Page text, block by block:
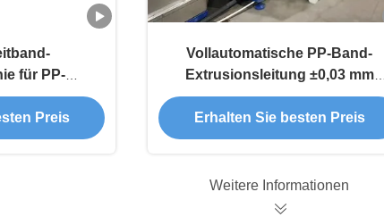
für PP-
Preis
Vollautomatische PP-Band-
Extrusionsleitung ±0,03 mm
Toleranz für Verpackungen
Erhalten Sie besten Preis
Weitere Informationen